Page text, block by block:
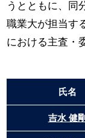
うとともに、同
職業大が担当す
における主査・
氏名
吉水 健剛